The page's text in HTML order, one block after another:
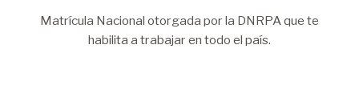
Matrícula Nacional otorgada por la DNRPA que te
habilita a trabajar en todo el país.